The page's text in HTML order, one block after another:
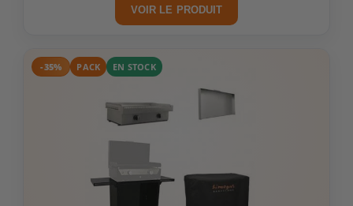
VOIR LE PRODUIT
-35% PACK EN STOCK